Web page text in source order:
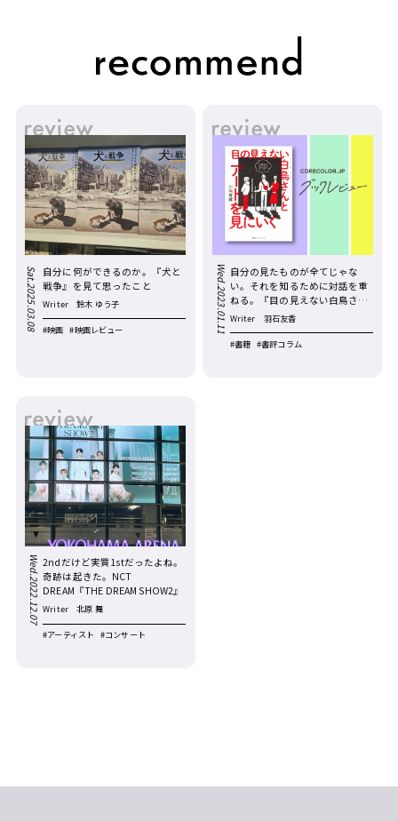
Sat.2025.03.08
自分に何ができるのか。『犬と
戦争』を見て思ったこと
Writer鈴木 ゆう子
#映画 #映画レビュー Wed.2023.01.11 自分の見たものが全てじゃな
い。それを知るために対話を重
ねる。『目の見えない白鳥さん
とアートを見にいく』
Writer 羽石友香
#書籍 #書評コラム
Wed.2022.12.07 2ndだけど実質1stだったよね。
奇跡は起きた。NCT
DREAM『THE DREAM SHOW2』
Writer北原 舞
#アーティスト #コンサート